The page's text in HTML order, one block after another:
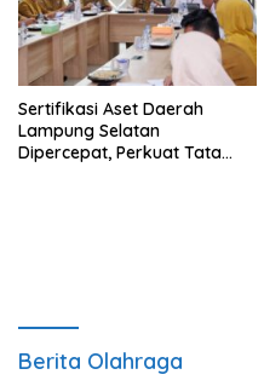
Sertifikasi Aset Daerah
Lampung Selatan
Dipercepat, Perkuat Tata
Berita Olahraga